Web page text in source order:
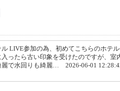
LIVE参加の為、初めてこちらのホテ
ったら古い印象を受けたのですが、室
麗で水回りも綺麗… 2026-06-01